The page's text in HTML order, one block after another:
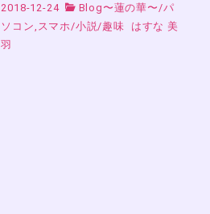
2018-12-24 Blog〜蓮の華〜 /パ
ソコン,スマホ /小説 /趣味
はすな 美
羽